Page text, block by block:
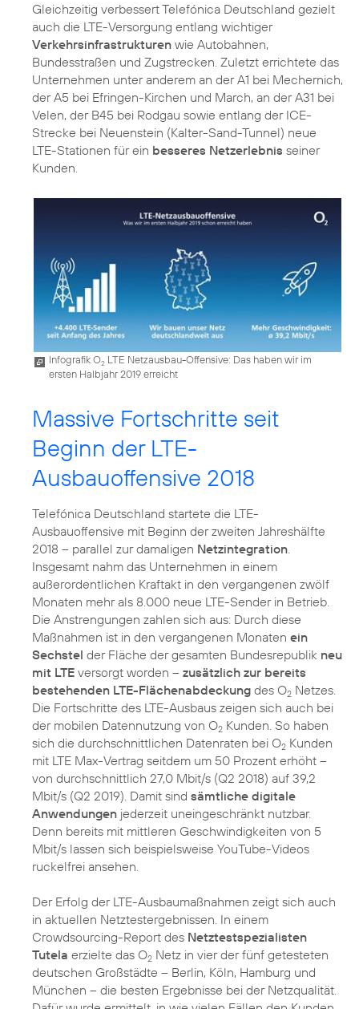
Gleichzeitig verbessert Telefónica Deutschland gezielt
auch die LTE-Versorgung entlang wichtiger
Verkehrsinfrastrukturen wie Autobahnen,
Bundesstraßen und Zugstrecken. Zuletzt errichtete das
Unternehmen unter anderem an der A1 bei Mechernich,
der A5 bei Efringen-Kirchen und March, an der A31 bei
Velen, der B45 bei Rodgau sowie entlang der ICE-
Strecke bei Neuenstein (Kalter-Sand-Tunnel) neue
LTE-Stationen für ein besseres Netzerlebnis seiner
Kunden.
Infografik O2 LTE Netzausbau-Offensive: Das haben wir im
ersten Halbjahr 2019 erreicht
Massive Fortschritte seit
Beginn der LTE-
Ausbauoffensive 2018
Telefónica Deutschland startete die LTE-
Ausbauoffensive mit Beginn der zweiten Jahreshälfte
2018 – parallel zur damaligen Netzintegration.
Insgesamt nahm das Unternehmen in einem
außerordentlichen Kraftakt in den vergangenen zwölf
Monaten mehr als 8.000 neue LTE-Sender in Betrieb.
Die Anstrengungen zahlen sich aus: Durch diese
Maßnahmen ist in den vergangenen Monaten ein
Sechstel der Fläche der gesamten Bundesrepublik neu
mit LTE versorgt worden – zusätzlich zur bereits
bestehenden LTE-Flächenabdeckung des O2 Netzes.
Die Fortschritte des LTE-Ausbaus zeigen sich auch bei
der mobilen Datennutzung von O2 Kunden. So haben
sich die durchschnittlichen Datenraten bei O2 Kunden
mit LTE Max-Vertrag seitdem um 50 Prozent erhöht –
von durchschnittlich 27,0 Mbit/s (Q2 2018) auf 39,2
Mbit/s (Q2 2019). Damit sind sämtliche digitale
Anwendungen jederzeit uneingeschränkt nutzbar.
Denn bereits mit mittleren Geschwindigkeiten von 5
Mbit/s lassen sich beispielsweise YouTube-Videos
ruckelfrei ansehen.
Der Erfolg der LTE-Ausbaumaßnahmen zeigt sich auch
in aktuellen Netztestergebnissen. In einem
Crowdsourcing-Report des Netztestspezialisten
Tutela erzielte das O2 Netz in vier der fünf getesteten
deutschen Großstädte – Berlin, Köln, Hamburg und
München – die besten Ergebnisse bei der Netzqualität.